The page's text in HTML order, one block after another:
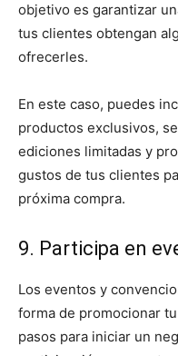
objetivo es garantizar
tus clientes obtengan
ofrecerles.
En este caso, puedes
productos exclusivos,
ediciones limitadas y
gustos de tus clientes
próxima compra.
9. Participa en
Los eventos y
forma de promocionar
pasos para iniciar un